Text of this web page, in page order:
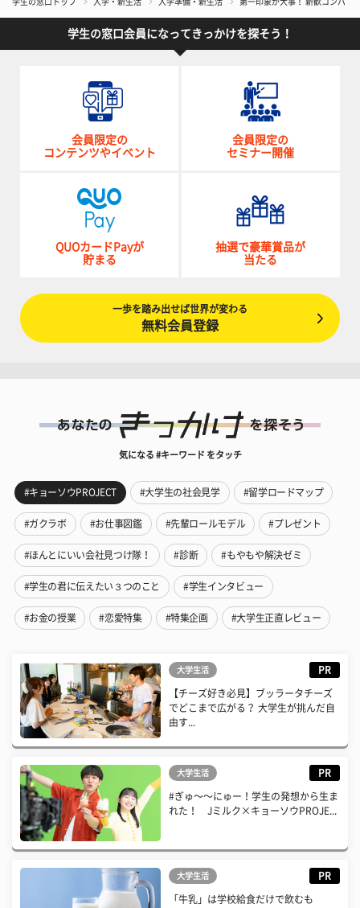
学生の窓口会員になってきっかけを探そう！
会員限定の
コンテンツやイベント
会員限定の
セミナー開催
QUOカードPayが
貯まる
抽選で豪華賞品が
当たる
一歩を踏み出せば世界が変わる
無料会員登録
気になる #キーワード をタッチ
#キョーソウPROJECT #大学生の社会見学 #留学ロードマップ
#ガクラボ #お仕事図鑑 #先輩ロールモデル #プレゼント
#ほんとにいい会社見つけ隊！ #診断 #もやもや解決ゼミ
#学生の君に伝えたい３つのこと #学生インタビュー
#お金の授業 #恋愛特集 #特集企画 #大学生正直レビュー
大学生活 PR
【チーズ好き必見】ブッラータチーズ
でどこまで広がる？ 大学生が挑んだ自
由す...
大学生活 PR
#ぎゅ〜〜にゅー！学生の発想から生ま
れた！ Jミルク×キョーソウPROJE...
大学生活 PR
「牛乳」は学校給食だけで飲むも